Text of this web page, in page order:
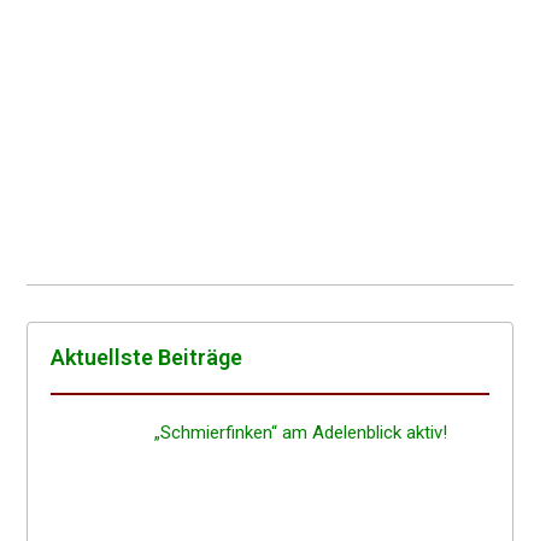
Aktuells­te Beiträge
„Schmier­fin­ken“ am Adelen­blick aktiv!